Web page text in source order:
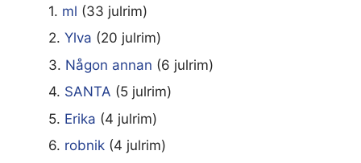
1. ml (33 julrim)
2. Ylva (20 julrim)
3. Någon annan (6 julrim)
4. SANTA (5 julrim)
5. Erika (4 julrim)
6. robnik (4 julrim)